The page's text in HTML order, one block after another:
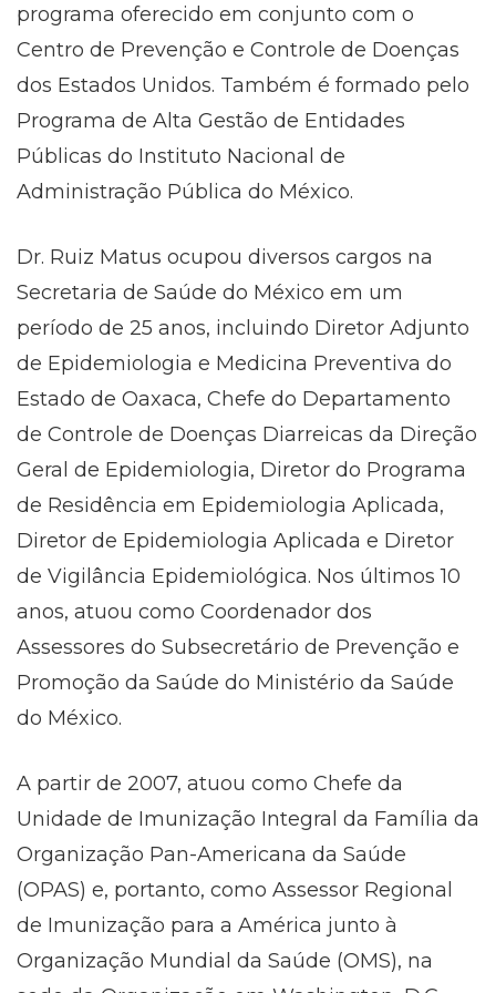
programa oferecido em conjunto com o
Centro de Prevenção e Controle de Doenças
dos Estados Unidos. Também é formado pelo
Programa de Alta Gestão de Entidades
Públicas do Instituto Nacional de
Administração Pública do México.
Dr. Ruiz Matus ocupou diversos cargos na
Secretaria de Saúde do México em um
período de 25 anos, incluindo Diretor Adjunto
de Epidemiologia e Medicina Preventiva do
Estado de Oaxaca, Chefe do Departamento
de Controle de Doenças Diarreicas da Direção
Geral de Epidemiologia, Diretor do Programa
de Residência em Epidemiologia Aplicada,
Diretor de Epidemiologia Aplicada e Diretor
de Vigilância Epidemiológica. Nos últimos 10
anos, atuou como Coordenador dos
Assessores do Subsecretário de Prevenção e
Promoção da Saúde do Ministério da Saúde
do México.
A partir de 2007, atuou como Chefe da
Unidade de Imunização Integral da Família da
Organização Pan-Americana da Saúde
(OPAS) e, portanto, como Assessor Regional
de Imunização para a América junto à
Organização Mundial da Saúde (OMS), na